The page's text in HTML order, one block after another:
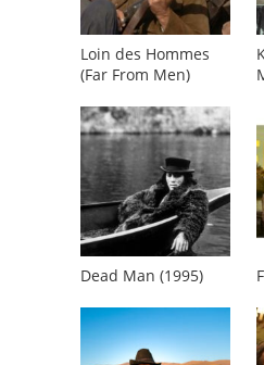
Loin des Hommes
(Far From Men)
Dead Man (1995)